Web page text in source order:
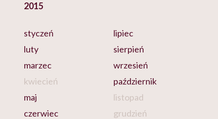
2015
styczeń
luty
marzec
kwiecień
maj
czerwiec
lipiec
sierpień
wrzesień
październik
listopad
grudzień